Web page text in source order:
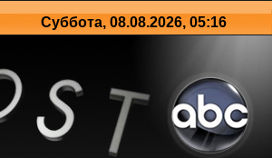
Суббота, 08.08.2026, 05:16